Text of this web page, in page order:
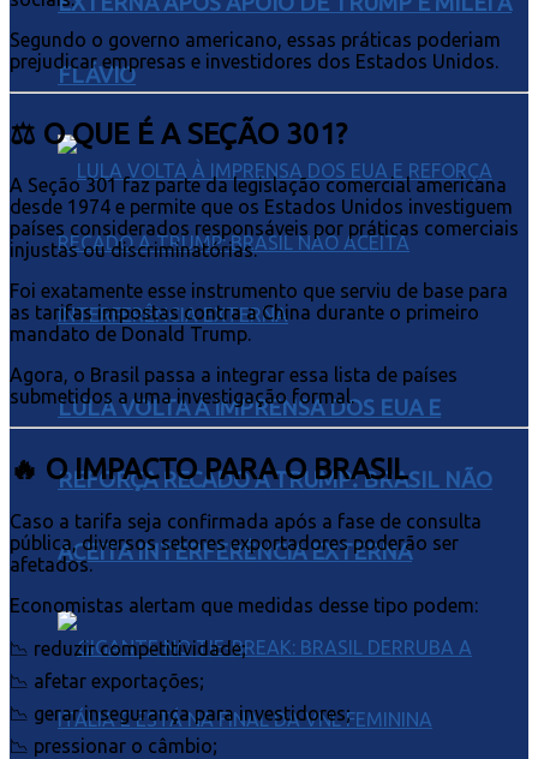
FLÁVIO
LULA VOLTA À IMPRENSA DOS EUA E
REFORÇA RECADO A TRUMP: BRASIL NÃO
ACEITA INTERFERÊNCIA EXTERNA
Segundo o governo americano, essas práticas poderiam
prejudicar empresas e investidores dos Estados Unidos.
⚖️ O QUE É A SEÇÃO 301?
A Seção 301 faz parte da legislação comercial americana
desde 1974 e permite que os Estados Unidos investiguem
países considerados responsáveis por práticas comerciais
injustas ou discriminatórias.
Foi exatamente esse instrumento que serviu de base para
as tarifas impostas contra a China durante o primeiro
mandato de Donald Trump.
Agora, o Brasil passa a integrar essa lista de países
submetidos a uma investigação formal.
🔥 O IMPACTO PARA O BRASIL
Caso a tarifa seja confirmada após a fase de consulta
pública, diversos setores exportadores poderão ser
afetados.
Economistas alertam que medidas desse tipo podem:
📉 reduzir competitividade;
📉 afetar exportações;
📉 gerar insegurança para investidores;
📉 pressionar o câmbio;